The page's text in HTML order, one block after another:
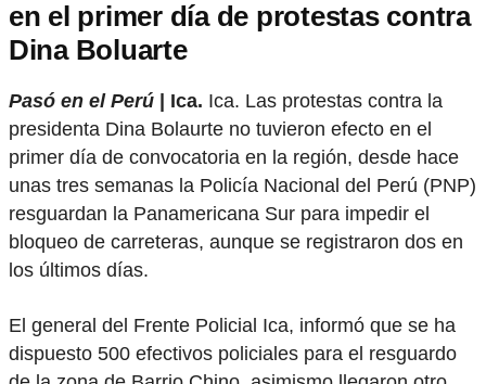
en el primer día de protestas contra
Dina Boluarte
Pasó en el Perú | Ica. Ica. Las protestas contra la
presidenta Dina Bolaurte no tuvieron efecto en el
primer día de convocatoria en la región, desde hace
unas tres semanas la Policía Nacional del Perú (PNP)
resguardan la Panamericana Sur para impedir el
bloqueo de carreteras, aunque se registraron dos en
los últimos días.
El general del Frente Policial Ica, informó que se ha
dispuesto 500 efectivos policiales para el resguardo